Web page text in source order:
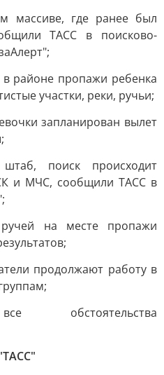
массиве, где ранее был
ТАСС в поисково-
районе пропажи ребенка
участки, реки, ручьи;
запланирован вылет
поиск происходит
и МЧС, сообщили ТАСС в
на месте пропажи
продолжают работу в
обстоятельства